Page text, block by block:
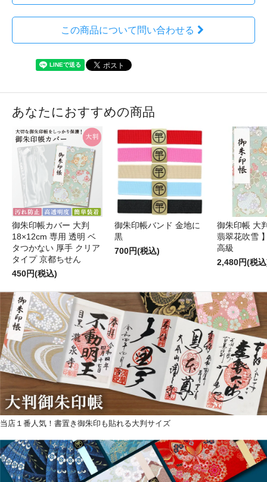
この商品について問い合わせる
あなたにおすすめの商品
御朱印帳カバー 大判
18×12cm 専用 透明 ベ
タつかない 厚手 クリア
タイプ 京都ちせん
450円(税込)
御朱印帳バンド 金地に
黒
700円(税込)
御朱印帳 大
翡翠花吹雪
高級
2,480円(税
当店１番人気！書置き御朱印も貼れる大判サイズ